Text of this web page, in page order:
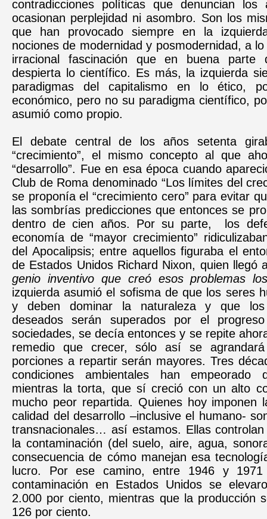
contradicciones políticas que denuncian
ocasionan perplejidad ni asombro. Son los
que han provocado siempre en la
nociones de modernidad y posmodernidad, a
irracional fascinación que en buena parte
despierta lo científico. Es más, la izquierda
paradigmas del capitalismo en lo ético,
económico, pero no su paradigma científico,
asumió como propio.
El debate central de los años setenta
“crecimiento”, el mismo concepto al que
“desarrollo”. Fue en esa época cuando
Club de Roma denominado “Los límites del
se proponía el “crecimiento cero” para evitar
las sombrías predicciones que entonces se
dentro de cien años. Por su parte, los
economía de “mayor crecimiento”
del Apocalipsis; entre aquellos figuraba el
de Estados Unidos Richard Nixon, quien llegó
genio inventivo que creó esos problemas
izquierda asumió el sofisma de que los seres
y deben dominar la naturaleza y que
deseados serán superados por el
sociedades, se decía entonces y se repite
remedio que crecer, sólo así se
porciones a repartir serán mayores. Tres
condiciones ambientales han empeorado
mientras la torta, que sí creció con un alto
mucho peor repartida. Quienes hoy imponen
calidad del desarrollo –inclusive el humano-
transnacionales… así estamos. Ellas
la contaminación (del suelo, aire, agua,
consecuencia de cómo manejan esa
lucro. Por ese camino, entre 1946 y
contaminación en Estados Unidos se
2.000 por ciento, mientras que la producción
126 por ciento.